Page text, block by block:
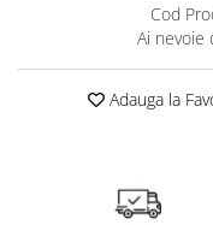
Cod
Ai nevoie
Adauga la